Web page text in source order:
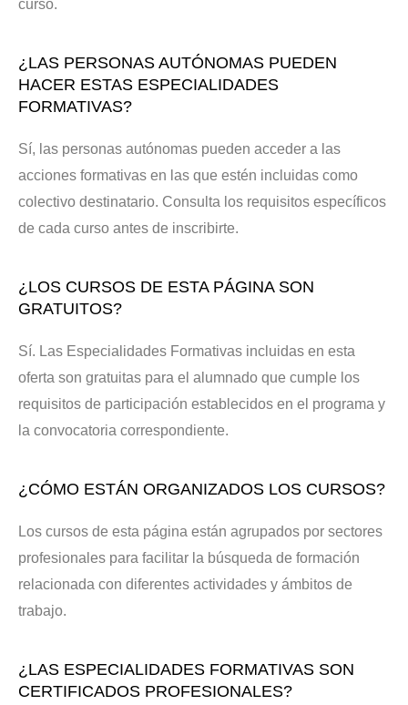
curso.
¿LAS PERSONAS AUTÓNOMAS PUEDEN
HACER ESTAS ESPECIALIDADES
FORMATIVAS?
Sí, las personas autónomas pueden acceder a las
acciones formativas en las que estén incluidas como
colectivo destinatario. Consulta los requisitos específicos
de cada curso antes de inscribirte.
¿LOS CURSOS DE ESTA PÁGINA SON
GRATUITOS?
Sí. Las Especialidades Formativas incluidas en esta
oferta son gratuitas para el alumnado que cumple los
requisitos de participación establecidos en el programa y
la convocatoria correspondiente.
¿CÓMO ESTÁN ORGANIZADOS LOS CURSOS?
Los cursos de esta página están agrupados por sectores
profesionales para facilitar la búsqueda de formación
relacionada con diferentes actividades y ámbitos de
trabajo.
¿LAS ESPECIALIDADES FORMATIVAS SON
CERTIFICADOS PROFESIONALES?